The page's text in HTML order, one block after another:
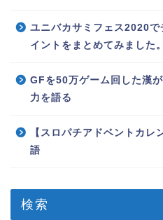
ユニバカサミフェス2020
イントをまとめてみました。
GFを50万ゲーム回した漢
力を語る
【スロパチアドベントカ
語
検索